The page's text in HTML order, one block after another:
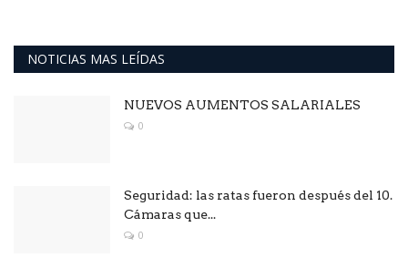
NOTICIAS MAS LEÍDAS
NUEVOS AUMENTOS SALARIALES
0
Seguridad: las ratas fueron después del 10.
Cámaras que...
0